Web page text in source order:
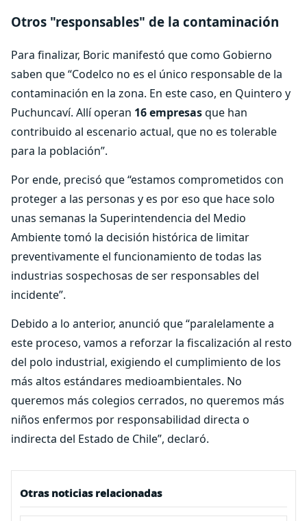
Otros "responsables" de la contaminación
Para finalizar, Boric manifestó que como Gobierno
saben que “Codelco no es el único responsable de la
contaminación en la zona. En este caso, en Quintero y
Puchuncaví. Allí operan 16 empresasque han
contribuido al escenario actual, que no es tolerable
para la población”.
Por ende, precisó que “estamos comprometidos con
proteger a las personas y es por eso que hace solo
unas semanas la Superintendencia del Medio
Ambiente tomó la decisión histórica de limitar
preventivamente el funcionamiento de todas las
industrias sospechosas de ser responsables del
incidente”.
Debido a lo anterior, anunció que “paralelamente a
este proceso, vamos a reforzar la fiscalización al resto
del polo industrial, exigiendo el cumplimiento de los
más altos estándares medioambientales. No
queremos más colegios cerrados, no queremos más
niños enfermos por responsabilidad directa o
indirecta del Estado de Chile”, declaró.
Otras noticias relacionadas